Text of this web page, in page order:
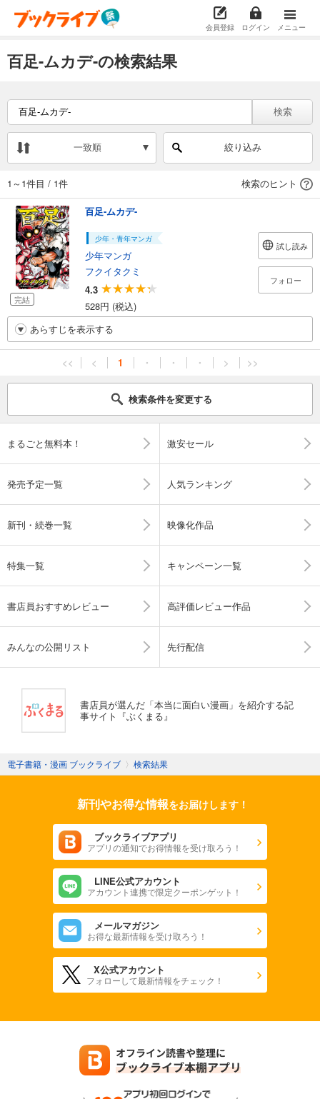
会員登録 ログイン メニュー
百足-ムカデ-の検索結果
検索
一致順 絞り込み
1～1件目 / 1件 検索のヒント
完結
百足-ムカデ-
少年・青年マンガ
少年マンガ
フクイタクミ
4.3
528円 (税込)
試し読み
フォロー
あらすじを表示する
<< < 1 ・ ・ ・ > >>
検索条件を変更する
まるごと無料本！ 激安セール
発売予定一覧 人気ランキング
新刊・続巻一覧 映像化作品
特集一覧 キャンペーン一覧
書店員おすすめレビュー 高評価レビュー作品
みんなの公開リスト 先行配信
書店員が選んだ「本当に面白い漫画」を紹介する記
事サイト『ぶくまる』
電子書籍・漫画 ブックライブ 〉 検索結果
新刊やお得な情報をお届けします！
ブックライブアプリ
アプリの通知でお得情報を受け取ろう！
LINE公式アカウント
アカウント連携で限定クーポンゲット！
メールマガジン
お得な最新情報を受け取ろう！
X公式アカウント
フォローして最新情報をチェック！